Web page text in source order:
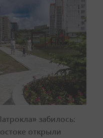
забилось:
открыли